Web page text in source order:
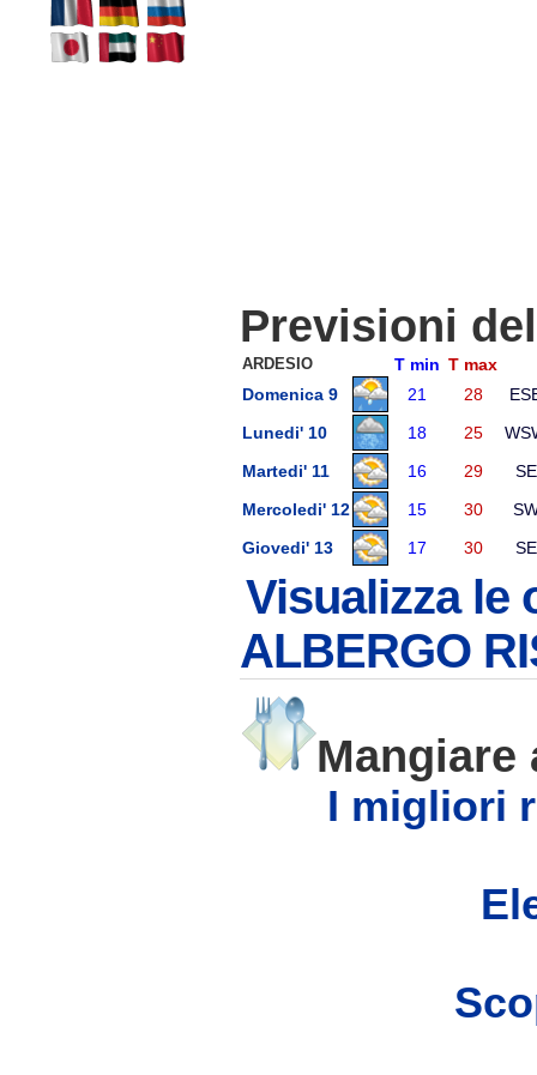
Previsioni
ARDESIO T min T max
Domenica 9
21 28
Lunedi' 10
18 25
Martedi' 11
16 29
SE
Mercoledi' 12
15 30
Giovedi' 13
17 30 SE
Visualizza le
ALBERGO
Mangiare
I migliori